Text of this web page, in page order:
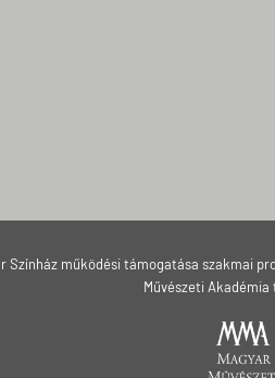
Színház működési támogatása szakmai
Művészeti